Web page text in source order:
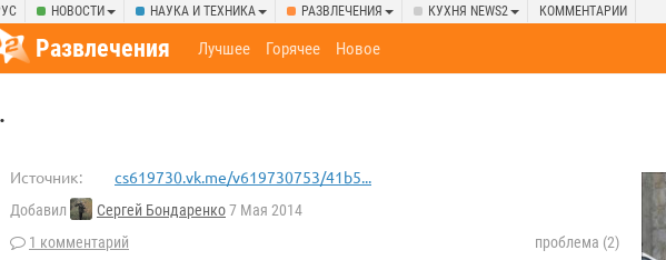
НОВОСТИ НАУКА И ТЕХНИКА РАЗВЛЕЧЕНИЯ КУХНЯ NEWS2 КОММЕНТАРИИ
Развлечения Лучшее Горячее Новое
Источник: cs619730.vk.me/v619730753/41b5...
Добавил Сергей Бондаренко7 Мая 2014
1 комментарий
проблема (2)